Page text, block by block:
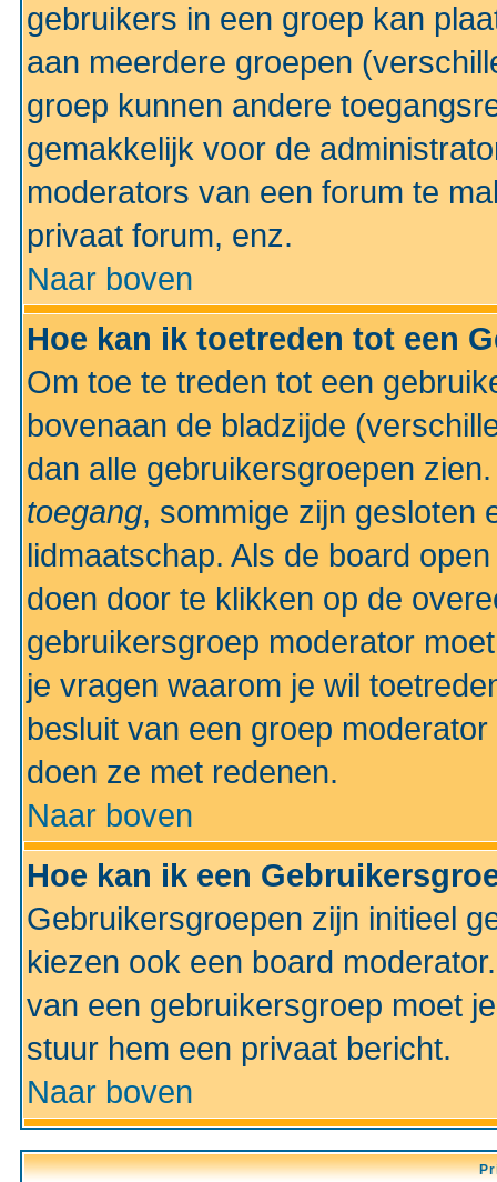
gebruikers in een groep kan
aan meerdere groepen
groep kunnen andere
gemakkelijk voor de
moderators van een forum te
privaat forum, enz.
Naar boven
Hoe kan ik toetreden tot een
Om toe te treden tot een
bovenaan de bladzijde
dan alle gebruikersgroepen
toegang, sommige zijn gesloten
lidmaatschap. Als de board
doen door te klikken op de
gebruikersgroep moderator
je vragen waarom je wil
besluit van een groep
doen ze met redenen.
Naar boven
Hoe kan ik een
Gebruikersgroepen zijn initieel
kiezen ook een board
van een gebruikersgroep moet
stuur hem een privaat bericht.
Naar boven